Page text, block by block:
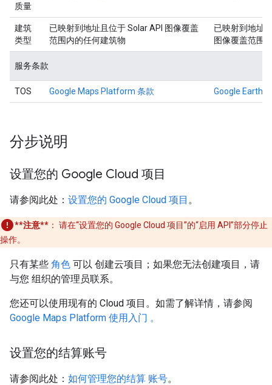
质量
建筑
类型
已映射到地址且位于 Solar API 图像覆盖
范围内的任何建筑物
已映射到地址
图像覆盖范围
服务条款
TOS Google Maps Platform 条款 Google Earth
分步说明
设置您的 Google Cloud 项目
请参阅此处： 设置您的 Google Cloud 项目 。
**注意** ： 请在“设置您的 Google Cloud 项目”的“启用 API”部分停止
操作。
只有某些 角色 可以 创建云项目；如果您无法创建项目，请
与您 组织的管理员联系。
您还可以使用现有的 Cloud 项目。如需了解详情，请参阅
Google Maps Platform 使用入门 。
设置您的结算账号
请参阅此处： 如何管理您的结算 账号。